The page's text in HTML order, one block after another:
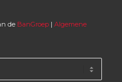
de BanGroep| Algemene